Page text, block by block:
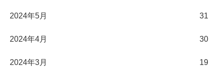
2024年5月 31
2024年4月 30
2024年3月 19